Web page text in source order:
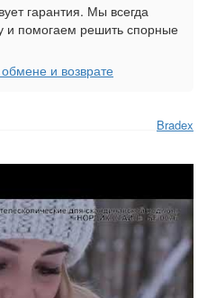
Bradex
гарантия. Мы всегда
и помогаем решить спорные
и возврате